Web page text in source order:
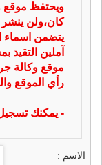
ويحتفظ موقع
كان،ولن
يتضمن اسماء
آملين
موقع وكالة
رأي الموقع
- يمكنك
الاسم :